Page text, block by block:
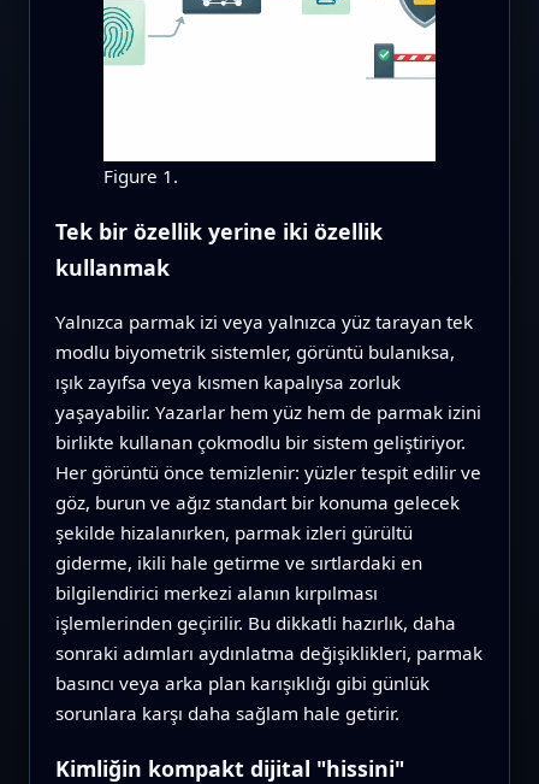
Figure 1.
Tek bir özellik yerine iki özellik
kullanmak
Yalnızca parmak izi veya yalnızca yüz tarayan tek
modlu biyometrik sistemler, görüntü bulanıksa,
ışık zayıfsa veya kısmen kapalıysa zorluk
yaşayabilir. Yazarlar hem yüz hem de parmak izini
birlikte kullanan çokmodlu bir sistem geliştiriyor.
Her görüntü önce temizlenir: yüzler tespit edilir ve
göz, burun ve ağız standart bir konuma gelecek
şekilde hizalanırken, parmak izleri gürültü
giderme, ikili hale getirme ve sırtlardaki en
bilgilendirici merkezi alanın kırpılması
işlemlerinden geçirilir. Bu dikkatli hazırlık, daha
sonraki adımları aydınlatma değişiklikleri, parmak
basıncı veya arka plan karışıklığı gibi günlük
sorunlara karşı daha sağlam hale getirir.
Kimliğin kompakt dijital "hissini"